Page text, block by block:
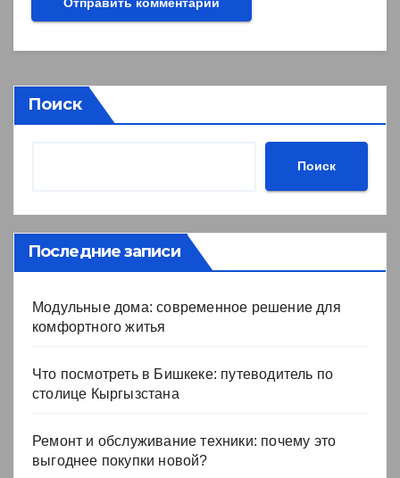
Поиск
Поиск
Последние записи
Модульные дома: современное решение для
комфортного житья
Что посмотреть в Бишкеке: путеводитель по
столице Кыргызстана
Ремонт и обслуживание техники: почему это
выгоднее покупки новой?